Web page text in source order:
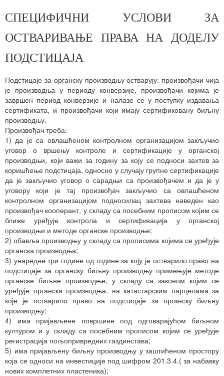
СПЕЦИФИЧНИ УСЛОВИ ЗА
ОСТВАРИВАЊЕ ПРАВА НА ДОДЕЛУ
ПОДСТИЦАЈА
Подстицаје за органску производњу остварују: произвођачи чија
је производња у периоду конверзије, произвођачи којима је
завршен период конверзије и налазе се у поступку издавања
сертификата, и произвођачи који имају сертификовану биљну
производњу.
Произвођач треба:
1) да је са овлашћеном контролном организацијом закључио
уговор о вршењу контроле и сертификације у органској
производњи, који важи за годину за коју се подноси захтев за
коришћење подстицаја, односно у случају групне сертификације
да је закључио уговор о сарадњи са произвођачем и да је у
уговору који је тај произвођач закључио са овлашћеном
контролном организацијом подносилац захтева наведен као
произвођач кооперант, у складу са посебним прописом којим се
ближе уређује контрола и сертификација у органској
производњи и методе органске производње;
2) обавља производњу у складу са прописима којима се уређује
органска производња;
3) унаредне три године од године за коју је остварило право на
подстицаје за органску биљну производњу примењује методе
органске биљне производње, у складу са законом којим се
уређује органска производња, на катастарским парцелама за
које је остварило право на подстицаје за органску биљну
производњу;
4) има пријављене површине под одговарајућом биљном
културом и у складу са посебним прописом којим се уређује
регистрација пољопривредних газдинстава;
5) има пријављену биљну производњу у заштићеном простору
која се односи на инвестиције под шифром 201.3.4.( за набавку
нових комплетних пластеника);